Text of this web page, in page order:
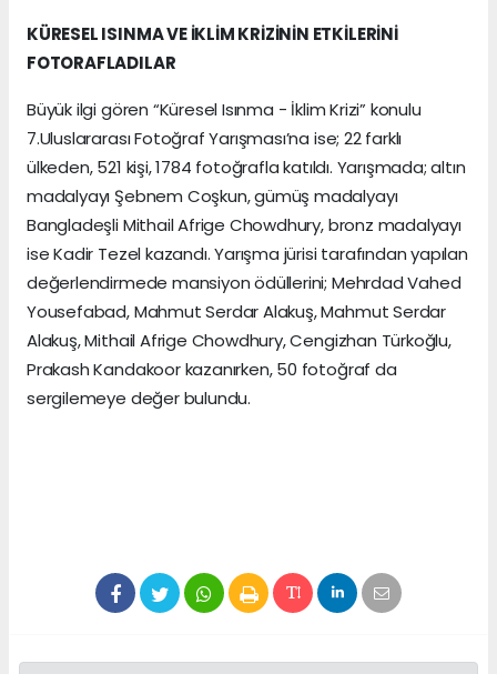
KÜRESEL ISINMA VE İKLİM KRİZİNİN ETKİLERİNİ
FOTORAFLADILAR
Büyük ilgi gören “Küresel Isınma - İklim Krizi” konulu
7.Uluslararası Fotoğraf Yarışması’na ise; 22 farklı
ülkeden, 521 kişi, 1784 fotoğrafla katıldı. Yarışmada; altın
madalyayı Şebnem Coşkun, gümüş madalyayı
Bangladeşli Mithail Afrige Chowdhury, bronz madalyayı
ise Kadir Tezel kazandı. Yarışma jürisi tarafından yapılan
değerlendirmede mansiyon ödüllerini; Mehrdad Vahed
Yousefabad, Mahmut Serdar Alakuş, Mahmut Serdar
Alakuş, Mithail Afrige Chowdhury, Cengizhan Türkoğlu,
Prakash Kandakoor kazanırken, 50 fotoğraf da
sergilemeye değer bulundu.